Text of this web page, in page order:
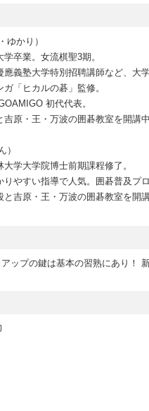
ゆかり）
卒業。女流棋聖3期。
義塾大学特別招聘講師など、大
「ヒカルの碁」監修。
初代代表。
原・王・万波の囲碁教室を開講中
）
学大学院博士前期課程修了。
りやすい指導で人気。囲碁普及プ
吉原・王・万波の囲碁教室を開講
アップの鍵は基本の習熟にあり！